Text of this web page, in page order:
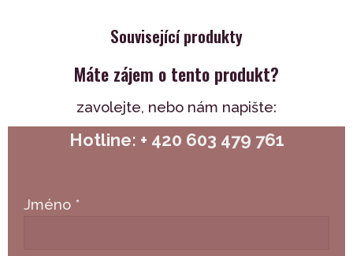
Související produkty
Máte zájem o tento produkt?
zavolejte, nebo nám napište:
Hotline: + 420 603 479 761
Jméno *